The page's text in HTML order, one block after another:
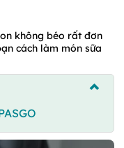
không béo rất đơn
cách làm món sữa